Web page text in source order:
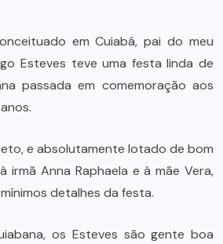
em Cuiabá, pai do meu
Esteves teve uma festa linda de
passada em comemoração aos
e absolutamente lotado de bom
irmã Anna Raphaela e à mãe Vera,
detalhes da festa.
os Esteves são gente boa